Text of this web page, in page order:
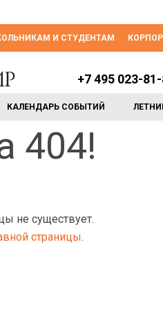
И СТУДЕНТАМ
КАЛЕНДАРЬ СОБЫТИЙ
+7 495 023-81-
404!
не существует.
страницы.